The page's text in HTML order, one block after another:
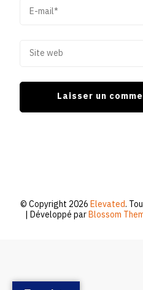
© Copyright 2026Elevated.
| Développé parBlossom